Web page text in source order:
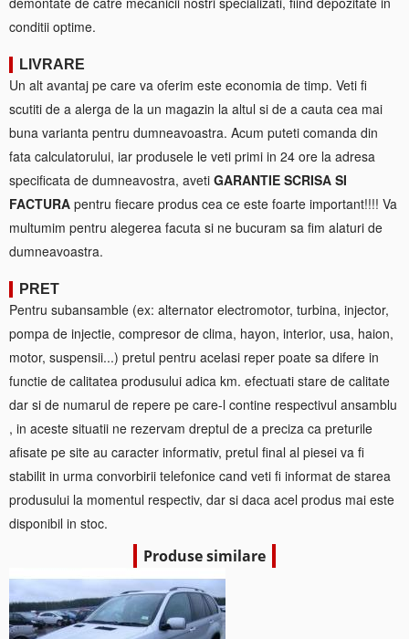
conditii optime.
LIVRARE
Un alt avantaj pe care va oferim este economia de timp. Veti fi
scutiti de a alerga de la un magazin la altul si de a cauta cea mai
buna varianta pentru dumneavoastra. Acum puteti comanda din
fata calculatorului, iar produsele le veti primi in 24 ore la adresa
specificata de dumneavostra, aveti GARANTIE SCRISA SI
FACTURA pentru fiecare produs cea ce este foarte important!!!! Va
multumim pentru alegerea facuta si ne bucuram sa fim alaturi de
dumneavoastra.
PRET
Pentru subansamble (ex: alternator electromotor, turbina, injector,
pompa de injectie, compresor de clima, hayon, interior, usa, haion,
motor, suspensii...) pretul pentru acelasi reper poate sa difere in
functie de calitatea produsului adica km. efectuati stare de calitate
dar si de numarul de repere pe care-l contine respectivul ansamblu
, in aceste situatii ne rezervam dreptul de a preciza ca preturile
afisate pe site au caracter informativ, pretul final al piesei va fi
stabilit in urma convorbirii telefonice cand veti fi informat de starea
produsului la momentul respectiv, dar si daca acel produs mai este
disponibil in stoc.
Produse similare